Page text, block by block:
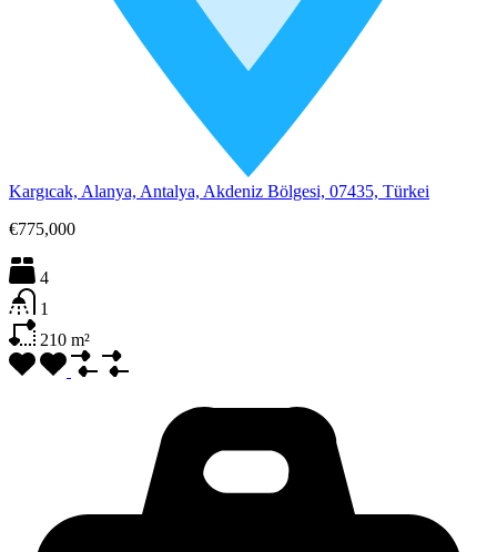
Kargıcak, Alanya, Antalya, Akdeniz Bölgesi, 07435, Türkei
€775,000
4
1
210 m²